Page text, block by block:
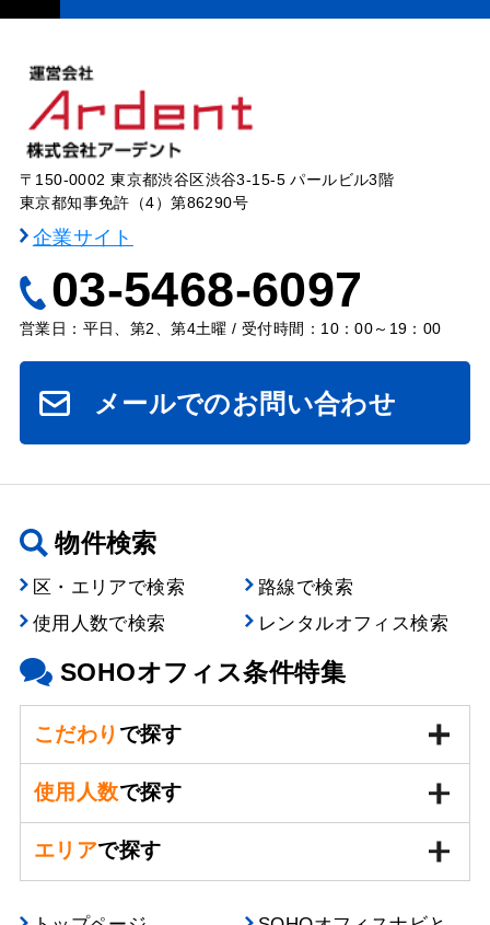
〒150-0002 東京都渋谷区渋谷3-15-5 パールビル3階
東京都知事免許（4）第86290号
企業サイト
03-5468-6097
営業日：平日、第2、第4土曜 / 受付時間：10：00～19：00
メールでのお問い合わせ
物件検索
区・エリアで検索
路線で検索
使用人数で検索
レンタルオフィス検索
SOHOオフィス条件特集
こだわり で探す
使用人数で探す
エリアで探す